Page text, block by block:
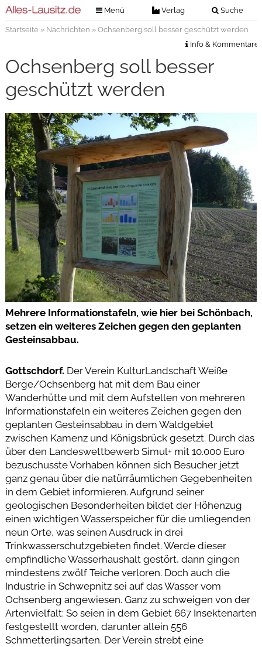
Menü Verlag Suche
Verlag
Kontakt
Impressum
Nachrichten
Veranstaltungstickets
Anzeigensuche
Digitale Ausgaben
Startseite» Nachrichten » Ochsenberg soll besser geschützt werden
Info & Kommentare
Ochsenberg soll besser
geschützt werden
Mehrere Informationstafeln, wie hier bei Schönbach,
setzen ein weiteres Zeichen gegen den geplanten
Gesteinsabbau.
Gottschdorf. Der Verein KulturLandschaft Weiße
Berge/Ochsenberg hat mit dem Bau einer
Wanderhütte und mit dem Aufstellen von mehreren
Informationstafeln ein weiteres Zeichen gegen den
geplanten Gesteinsabbau in dem Waldgebiet
zwischen Kamenz und Königsbrück gesetzt. Durch das
über den Landeswettbewerb Simul+ mit 10.000 Euro
bezuschusste Vorhaben können sich Besucher jetzt
ganz genau über die natürräumlichen Gegebenheiten
in dem Gebiet informieren. Aufgrund seiner
geologischen Besonderheiten bildet der Höhenzug
einen wichtigen Wasserspeicher für die umliegenden
neun Orte, was seinen Ausdruck in drei
Trinkwasserschutzgebieten findet. Werde dieser
empfindliche Wasserhaushalt gestört, dann gingen
mindestens zwölf Teiche verloren. Doch auch die
Industrie in Schwepnitz sei auf das Wasser vom
Ochsenberg angewiesen. Ganz zu schweigen von der
Artenvielfalt: So seien in dem Gebiet 667 Insektenarten
festgestellt worden, darunter allein 556
Schmetterlingsarten. Der Verein strebt eine